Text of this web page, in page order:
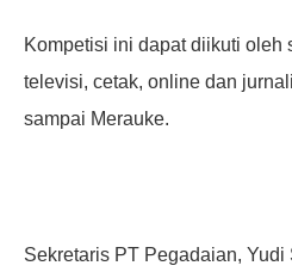
Kompetisi ini dapat diikuti oleh
televisi, cetak, online dan
sampai Merauke.
Sekretaris PT Pegadaian, Yudi